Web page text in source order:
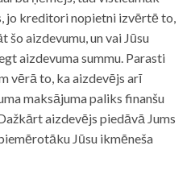
jo kreditori nopietni izvērtē to,
šo aizdevumu, un vai Jūsu
aizdevuma summu. Parasti
vērā to, ka aizdevējs arī
maksājuma paliks finanšu
aizdevējs piedāvā Jums
Jūsu ikmēneša